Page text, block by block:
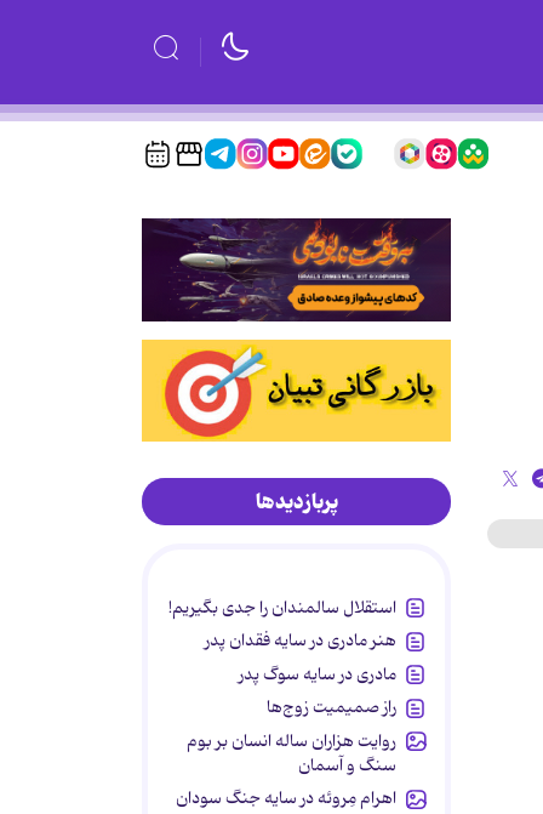
پربازدیدها
استقلال سالمندان را جدی بگیریم!
هنر مادری در سایه‌ فقدان پدر
مادری در سایه سوگ پدر
راز صمیمیت زوج‌ها
روایت هزاران ساله انسان بر بوم
سنگ و آسمان
اهرام مِروئه در سایه جنگ سودان